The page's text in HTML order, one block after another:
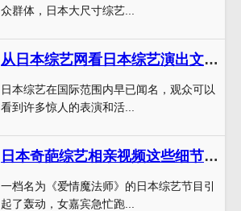
众群体，日本大尺寸综艺...
从日本综艺网看日本综艺演出文化的魅力
日本综艺在国际范围内早已闻名，观众可以
看到许多惊人的表演和活...
日本奇葩综艺相亲视频这些细节竟人仰马翻
一档名为《爱情魔法师》的日本综艺节目引
起了轰动，女嘉宾急忙跑...